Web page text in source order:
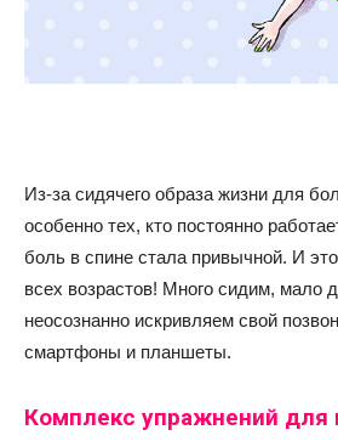
Из-за сидячего образа жизни для
особенно тех, кто постоянно
боль в спине стала привычной. И
всех возрастов! Много сидим, мало
неосознанно искривляем свой
смартфоны и планшеты.
Комплекс упражнений для